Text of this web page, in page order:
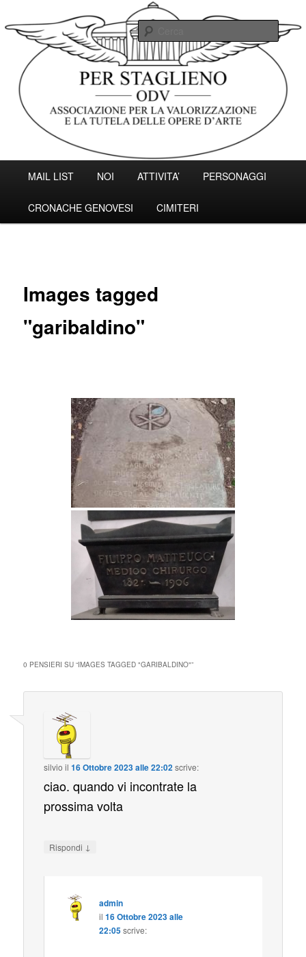
al
contenuto
principale
Associazione Per Staglieno ODV –
Genova
Associazione per la valorizzazione e la tutela delle opere d'arte.
MenuMAIL LIST NOI ATTIVITA’ PERSONAGGI
CRONACHE GENOVESI CIMITERI
Images tagged
"garibaldino"
0 PENSIERI SU “IMAGES TAGGED "GARIBALDINO"”
silvio il16 Ottobre 2023 alle 22:02scrive:
ciao. quando vi incontrate la
prossima volta
Rispondi ↓
admin
il 16 Ottobre 2023 alle
22:05 scrive: